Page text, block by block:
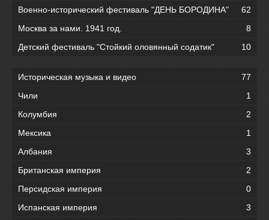
Военно-исторический фестиваль "ДЕНЬ БОРОДИНА"
62
Москва за нами. 1941 год.
8
Детский фестиваль "Стойкий оловянный содатик"
10
Историческая музыка и видео
77
Чили
1
Колумбия
2
Мексика
1
Албания
3
Британская империя
2
Персидская империя
0
Испанская империя
3